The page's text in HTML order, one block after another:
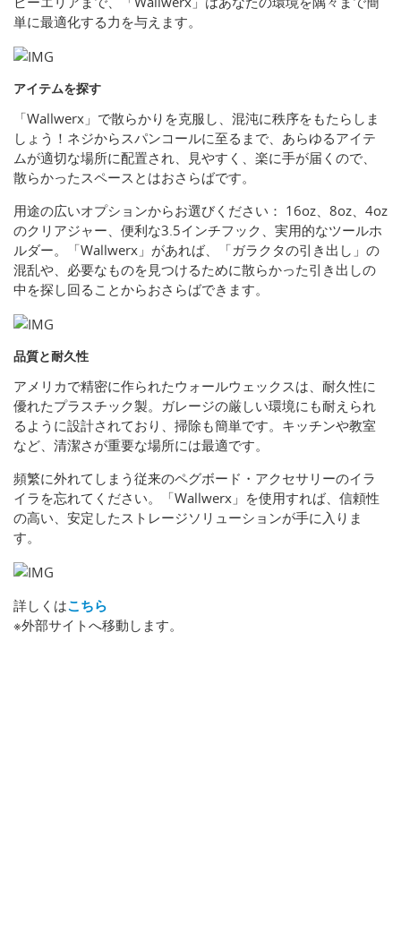
単に最適化する力を与えます。
アイテムを探す
「Wallwerx」で散らかりを克服し、混沌に秩序をもたらしま
しょう！ネジからスパンコールに至るまで、あらゆるアイテ
ムが適切な場所に配置され、見やすく、楽に手が届くので、
散らかったスペースとはおさらばです。
用途の広いオプションからお選びください： 16oz、8oz、4oz
のクリアジャー、便利な3.5インチフック、実用的なツールホ
ルダー。「Wallwerx」があれば、「ガラクタの引き出し」の
混乱や、必要なものを見つけるために散らかった引き出しの
中を探し回ることからおさらばできます。
品質と耐久性
アメリカで精密に作られたウォールウェックスは、耐久性に
優れたプラスチック製。ガレージの厳しい環境にも耐えられ
るように設計されており、掃除も簡単です。キッチンや教室
など、清潔さが重要な場所には最適です。
頻繁に外れてしまう従来のペグボード・アクセサリーのイラ
イラを忘れてください。「Wallwerx」を使用すれば、信頼性
の高い、安定したストレージソリューションが手に入りま
す。
詳しくはこちら
※外部サイトへ移動します。